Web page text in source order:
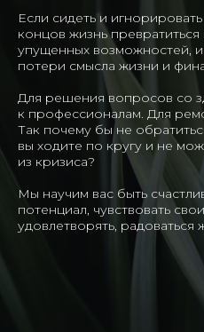
Если сидеть и
концов жизнь
упущенных возможностей,
потери смысла жизни и
Для решения вопросов со
к профессионалам. Для
Так почему бы не
вы ходите по кругу и не
из кризиса?
Мы научим вас быть
потенциал, чувствовать
удовлетворять, радоваться